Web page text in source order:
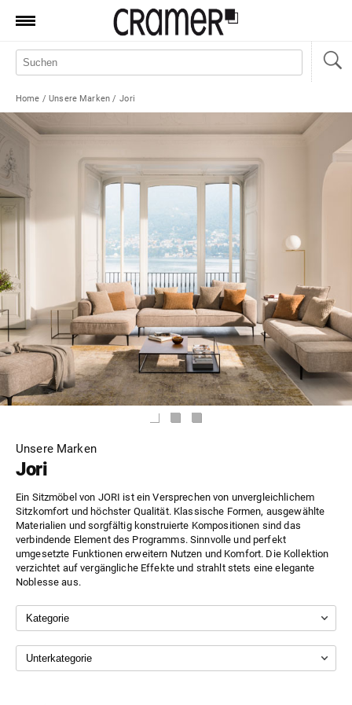
Produkte
Manufaktur
Aktionen
News
Sale
Jobs
Shop
Home / Unsere Marken / Jori
Unsere Marken
Jori
Ein Sitzmöbel von JORI ist ein Versprechen von unvergleichlichem
Sitzkomfort und höchster Qualität. Klassische Formen, ausgewählte
Materialien und sorgfältig konstruierte Kompositionen sind das
verbindende Element des Programms. Sinnvolle und perfekt
umgesetzte Funktionen erweitern Nutzen und Komfort. Die Kollektion
verzichtet auf vergängliche Effekte und strahlt stets eine elegante
Noblesse aus.